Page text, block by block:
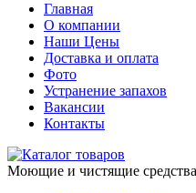
Главная
О компании
Наши Цены
Доставка и оплата
Фото
Устранение запахов
Вакансии
Контакты
Моющие и чистящие средства